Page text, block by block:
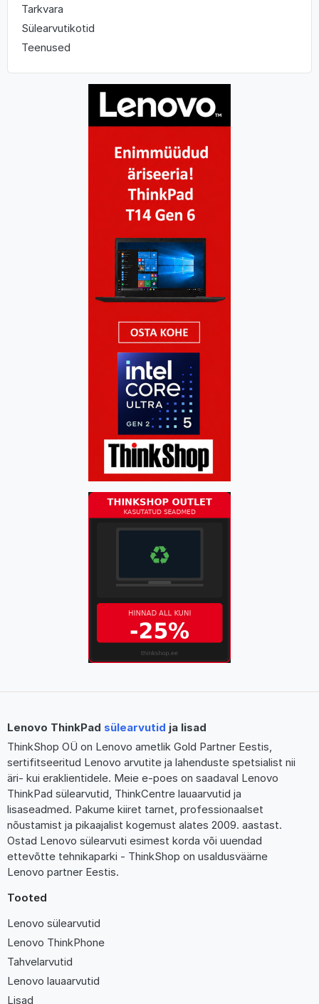
Tarkvara
Sülearvutikotid
Teenused
Lenovo ThinkPad sülearvutid ja lisad
ThinkShop OÜ on Lenovo ametlik Gold Partner Eestis,
sertifitseeritud Lenovo arvutite ja lahenduste spetsialist nii
äri- kui eraklientidele. Meie e-poes on saadaval Lenovo
ThinkPad sülearvutid, ThinkCentre lauaarvutid ja
lisaseadmed. Pakume kiiret tarnet, professionaalset
nõustamist ja pikaajalist kogemust alates 2009. aastast.
Ostad Lenovo sülearvuti esimest korda või uuendad
ettevõtte tehnikaparki - ThinkShop on usaldusväärne
Lenovo partner Eestis.
Tooted
Lenovo sülearvutid
Lenovo ThinkPhone
Tahvelarvutid
Lenovo lauaarvutid
Lisad